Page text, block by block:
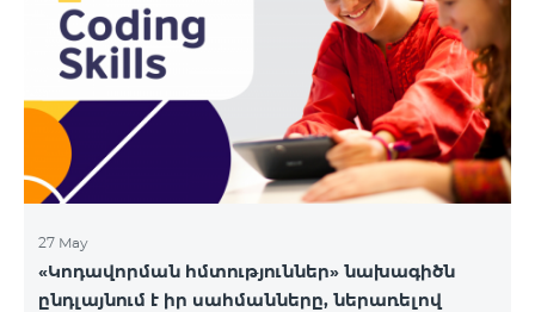
27 May
«Կոդավորման հմտություններ» նախագիծն
ընդլայնում է իր սահմանները, ներառելով